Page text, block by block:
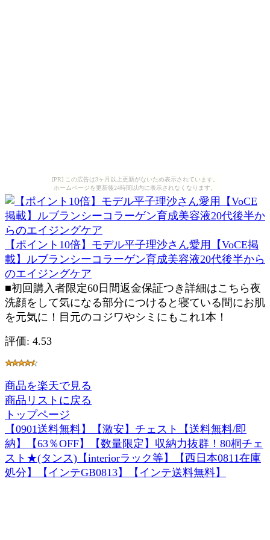
[PR] この広告は3ヶ月以上更新がないため表示されています。
ホームページを更新後24時間以内に表示されなくなります。
【ポイント10倍】モデル平子理沙さん愛用【VoCE掲
載】ルブランシーコラーゲン育成美容液20代後半から
のエイジングケア
■初回購入者限定60日間返金保証つき詳細はこちら夜
洗顔をして気になる部分につけると寝ている間にお肌
を元気に！目元のコジワやシミにもこれ1本！
評価: 4.53
商品を楽天で見る
商品リストに戻る
トップページ
【0901送料無料】【激安】チェスト【送料無料/即
納】【63％OFF】【数量限定】収納力抜群！80桐チェ
スト★(タンス)【interiorラック等】【西日本0811在庫
処分】【インテGB0813】【インテ送料無料】